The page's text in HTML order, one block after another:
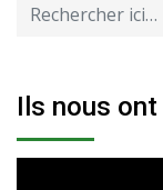
Ils nous